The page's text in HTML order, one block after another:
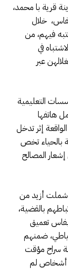
قرية با محمد،
خلال
فيهم، من
في
عبر
التعليمية
هاتفها
إثر تدخل
بالحياء تخص
المصالح
شملت أزيد من
بالقضية،
بفاس تعميق
ضمنهم
سراح مؤقت
أشخاص لم